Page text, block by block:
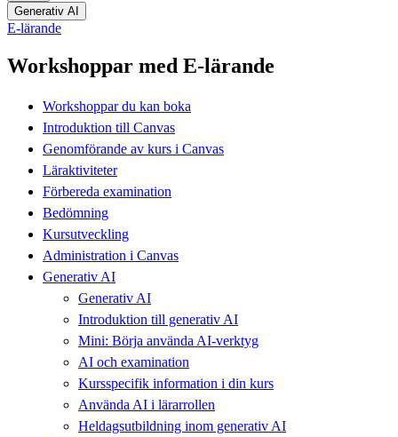
Generativ AI
E-lärande
Workshoppar med E-lärande
Workshoppar du kan boka
Introduktion till Canvas
Genomförande av kurs i Canvas
Läraktiviteter
Förbereda examination
Bedömning
Kursutveckling
Administration i Canvas
Generativ AI
Generativ AI
Introduktion till generativ AI
Mini: Börja använda AI-verktyg
AI och examination
Kursspecifik information i din kurs
Använda AI i lärarrollen
Heldagsutbildning inom generativ AI